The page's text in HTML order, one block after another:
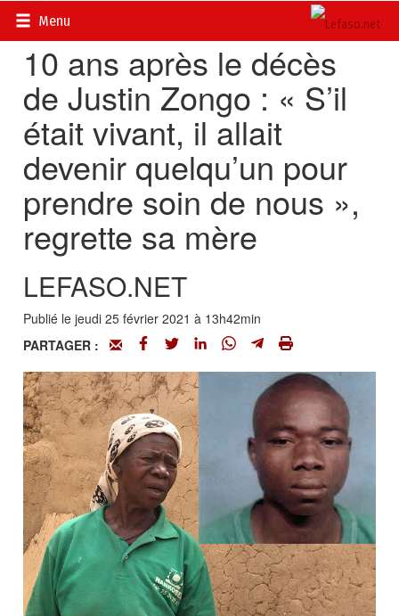
Menu
Accueil> Affaire Justin L. Zongo
10 ans après le décès
de Justin Zongo : « S’il
était vivant, il allait
devenir quelqu’un pour
prendre soin de nous »,
regrette sa mère
LEFASO.NET
Publié le jeudi 25 février 2021 à 13h42min
PARTAGER :